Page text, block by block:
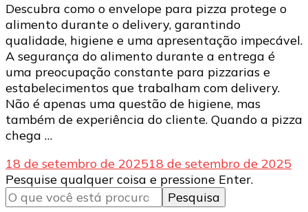
Descubra como o envelope para pizza protege o
alimento durante o delivery, garantindo
qualidade, higiene e uma apresentação impecável.
A segurança do alimento durante a entrega é
uma preocupação constante para pizzarias e
estabelecimentos que trabalham com delivery.
Não é apenas uma questão de higiene, mas
também de experiência do cliente. Quando a pizza
chega …
18 de setembro de 202518 de setembro de 2025
Procurando
algo?
Pesquise qualquer coisa e pressione Enter.